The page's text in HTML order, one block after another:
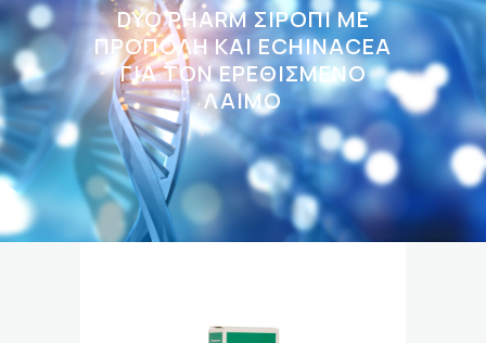
DYO PHARM ΣΙΡΌΠΙ ΜΕ
ΠΡΌΠΟΛΗ ΚΑΙ ECHINACEA
ΓΙΑ ΤΟΝ ΕΡΕΘΙΣΜΈΝΟ
ΛΑΙΜΌ